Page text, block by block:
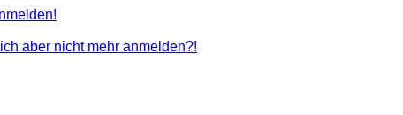
aber nicht mehr anmelden?!